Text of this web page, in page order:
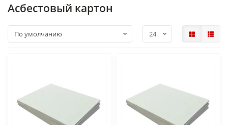
Асбестовый картон